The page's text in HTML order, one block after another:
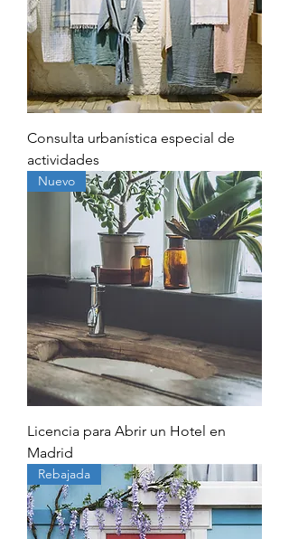
Consulta urbanística especial de
actividades
Nuevo
Licencia para Abrir un Hotel en
Madrid
Rebajada